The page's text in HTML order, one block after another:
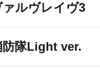
ルヴレイヴ3
防隊Light ver.